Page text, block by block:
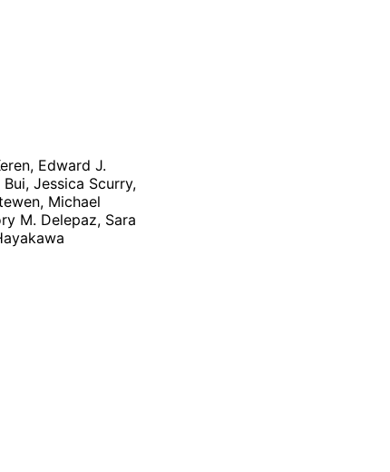
Edward J.
Jessica Scurry,
Michael
M. Delepaz, Sara